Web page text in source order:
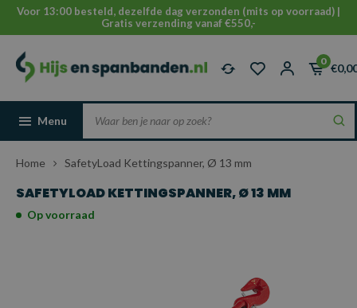
Voor 13:00 besteld, dezelfde dag verzonden (mits op voorraad) |
Gratis verzending vanaf €550,-
0
Menu
Home SafetyLoad Kettingspanner, Ø 13 mm
SAFETYLOAD KETTINGSPANNER, Ø 13 MM
Op voorraad